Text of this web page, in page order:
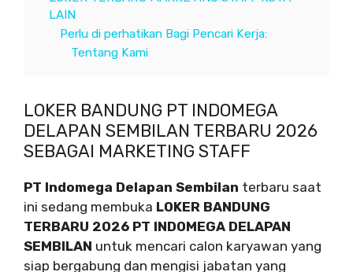
LAIN
Perlu di perhatikan Bagi Pencari Kerja:
Tentang Kami
LOKER BANDUNG PT INDOMEGA
DELAPAN SEMBILAN TERBARU 2026
SEBAGAI MARKETING STAFF
PT Indomega Delapan Sembilan terbaru saat
ini sedang membuka LOKER BANDUNG
TERBARU 2026 PT INDOMEGA DELAPAN
SEMBILAN untuk mencari calon karyawan yang
siap bergabung dan mengisi jabatan yang